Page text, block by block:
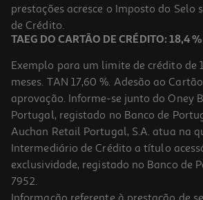
prestações acresce o Imposto do Selo
de Crédito.
TAEG DO CARTÃO DE CRÉDITO: 18,4 %
Exemplo para um limite de crédito de
meses. TAN 17,60 %. Adesão ao
aprovação. Informe-se junto do Oney
Portugal, registado no Banco de
Auchan Retail Portugal, S.A. atua na
Intermediário de Crédito a título
exclusividade, registado no Banco de
7952.